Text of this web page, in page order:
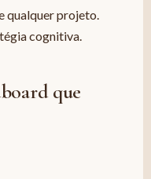
qualquer projeto.
cognitiva.
que